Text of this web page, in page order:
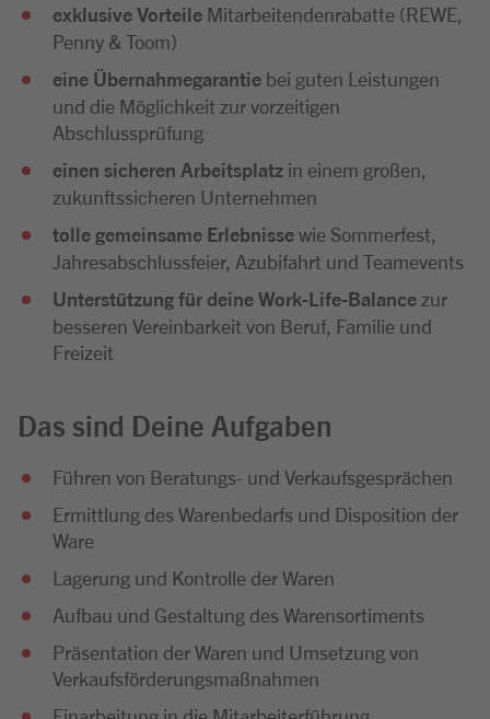
exklusive Vorteile Mitarbeitendenrabatte (REWE,
Penny & Toom)
eine Übernahmegarantie bei guten Leistungen
und die Möglichkeit zur vorzeitigen
Abschlussprüfung
einen sicheren Arbeitsplatz in einem großen,
zukunftssicheren Unternehmen
tolle gemeinsame Erlebnissewie Sommerfest,
Jahresabschlussfeier, Azubifahrt und Teamevents
Unterstützung für deine Work-Life-Balance zur
besseren Vereinbarkeit von Beruf, Familie und
Freizeit
Das sind Deine Aufgaben
Führen von Beratungs- und Verkaufsgesprächen
Ermittlung des Warenbedarfs und Disposition der
Ware
Lagerung und Kontrolle der Waren
Aufbau und Gestaltung des Warensortiments
Präsentation der Waren und Umsetzung von
Verkaufsförderungsmaßnahmen